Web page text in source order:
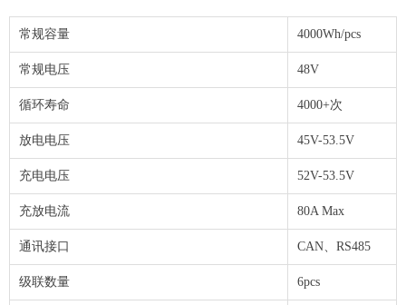
常规容量 4000Wh/pcs
常规电压 48V
循环寿命 4000+次
放电电压 45V-53.5V
充电电压 52V-53.5V
充放电流 80A Max
通讯接口 CAN、RS485
级联数量 6pcs